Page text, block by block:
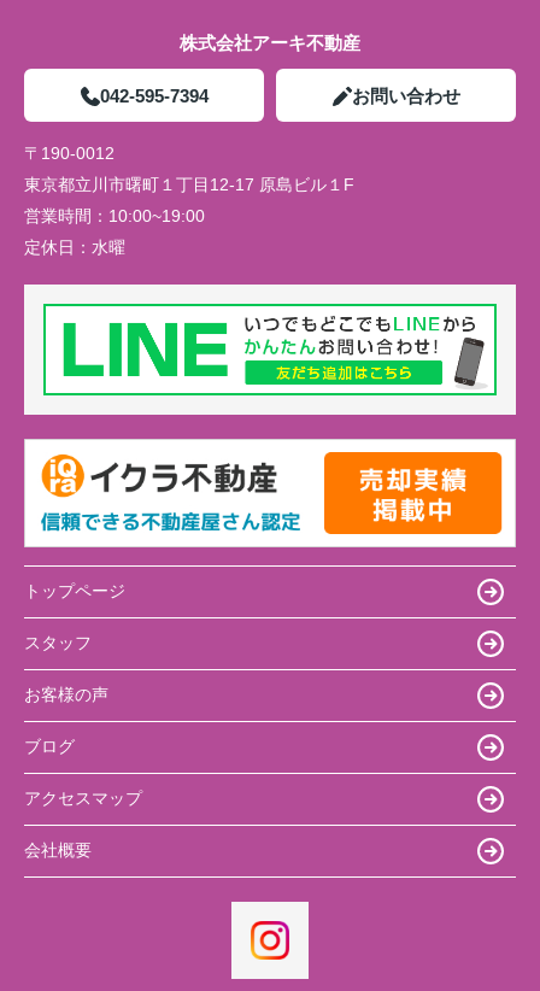
株式会社アーキ不動産
042-595-7394 お問い合わせ
〒190-0012
東京都立川市曙町１丁目12-17 原島ビル１F
営業時間： 10:00~19:00
定休日： 水曜
トップページ
スタッフ
お客様の声
ブログ
アクセスマップ
会社概要